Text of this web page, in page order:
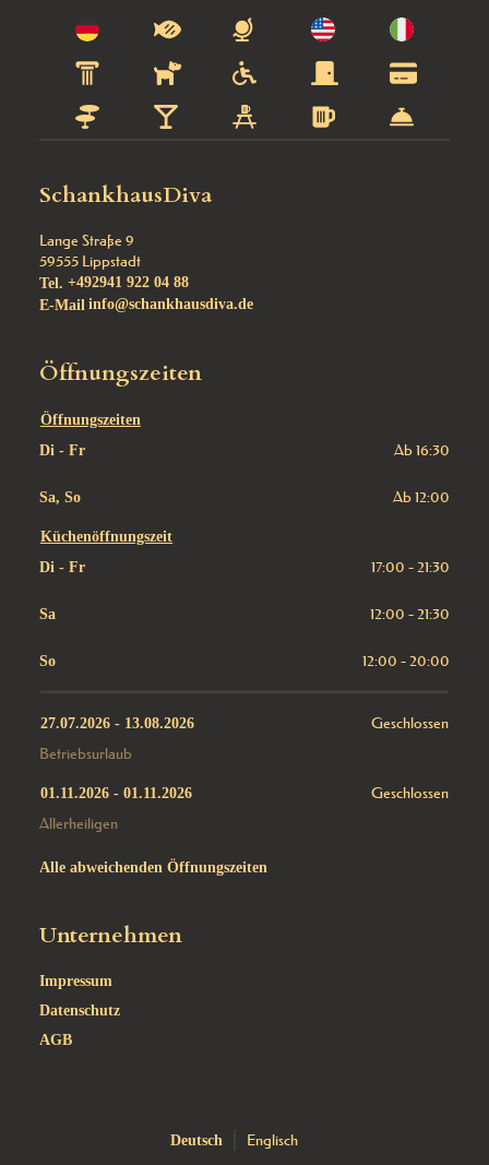
SchankhausDiva
Lange Straße 9
59555 Lippstadt
Tel. +492941 922 04 88
E-Mail info@schankhausdiva.de
Öffnungszeiten
Öffnungszeiten
Di - Fr
Ab 16:30
Sa, So Ab 12:00
Küchenöffnungszeit
Di - Fr
17:00 - 21:30
Sa 12:00 - 21:30
So 12:00 - 20:00
27.07.2026 - 13.08.2026
Geschlossen
Betriebsurlaub
01.11.2026 - 01.11.2026
Geschlossen
Allerheiligen
Alle abweichenden Öffnungszeiten
Unternehmen
Impressum
Datenschutz
AGB
Deutsch Englisch